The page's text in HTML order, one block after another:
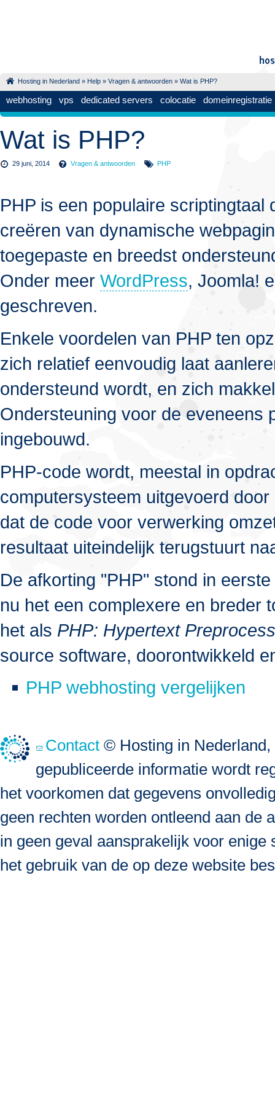
Hosting in Nederland » Help » Vragen & antwoorden » Wat is PHP?
webhosting vps dedicated servers colocatie domeinregistratie
Wat is PHP?
29 juni, 2014 Vragen & antwoorden PHP
PHP is een populaire
creëren van dynamische
toegepaste en breedst
Onder meer WordPress, Joomla!
geschreven.
Enkele voordelen van PHP ten
zich relatief eenvoudig laat
ondersteund wordt, en zich
Ondersteuning voor de eveneens
ingebouwd.
PHP-code wordt, meestal in
computersysteem uitgevoerd
dat de code voor verwerking
resultaat uiteindelijk terugstuurt
De afkorting "PHP" stond in
nu het een complexere en breder
het als PHP: Hypertext
source software, doorontwikkeld
PHP webhosting vergelijken
Contact © Hosting in
gepubliceerde informatie wordt
het voorkomen dat gegevens
geen rechten worden ontleend aan de
in geen geval aansprakelijk voor
het gebruik van de op deze website